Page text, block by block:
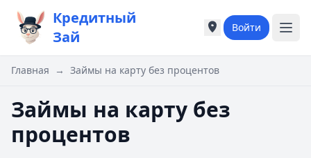
Кредитный
Зай
Города России
Москва
Екатеринбург
Казань
Города России
Москва
Екатеринбург
Казань
Войти
Главная → Займы на карту без процентов
Займы на карту без
процентов